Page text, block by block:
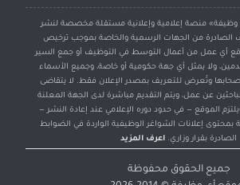
منصة إعلامية وإعلانية مستقلة مخصصة لنشر
الصادرة من الجهات الرسمية والخاصة بموجب ترخيص
أي عمل من أعمال التوسط في التوظيف أو جمع السير
ولا يمثل أي جهة حكومية أو خاصة، وجميع الأسماء
وتُعرض للتعريف بمصدر الإعلان فقط. لا يتقاضى
عن عمل، ويتم التقديم مباشرة لدى الجهة المعلنة
الموقع — في حدود دوره الإعلامي عند إعادة النشر —
بمحتوى إعلانات الشواغر الوظيفية الواردة في الضوابط
الصادرة بقرار وزاري. اعرف المزيد
جميع الحقوق محفوظة